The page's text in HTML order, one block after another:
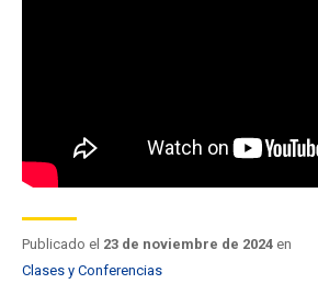
Publicado el 23 de noviembre de 2024 en
Clases y Conferencias